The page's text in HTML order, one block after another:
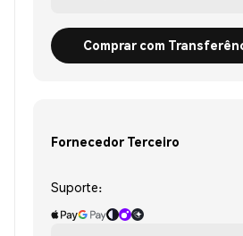
Comprar com
Fornecedor Terceiro
Suporte: